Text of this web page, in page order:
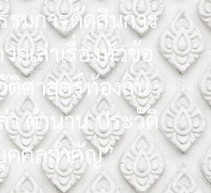
รมการตัดสินการ
ดเล่าเรื่องหัวข้อ
ติศาสตร์ท้องถิ่น :
ล่า ตำนาน ประวัติ
คคลสำคัญ”